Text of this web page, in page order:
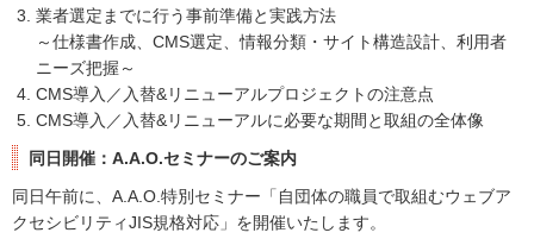
業者選定までに行う事前準備と実践方法
～仕様書作成、CMS選定、情報分類・サイト構造設計、利用者
ニーズ把握～
CMS導入／入替&リニューアルプロジェクトの注意点
CMS導入／入替&リニューアルに必要な期間と取組の全体像
同日開催：A.A.O.セミナーのご案内
同日午前に、A.A.O.特別セミナー「自団体の職員で取組むウェブア
クセシビリティJIS規格対応」を開催いたします。